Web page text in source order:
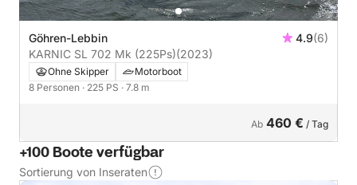
Göhren-Lebbin 4.9(6)
KARNIC SL 702 Mk (225Ps)(2023)
Ohne Skipper
Motorboot
8 Personen · 225 PS · 7.8 m
Ab 460 € / Tag
+100 Boote verfügbar
Sortierung von Inseraten